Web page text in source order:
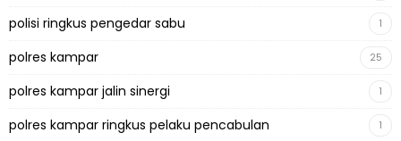
polisi ringkus pengedar sabu 1
polres kampar 25
polres kampar jalin sinergi 1
polres kampar ringkus pelaku pencabulan 1